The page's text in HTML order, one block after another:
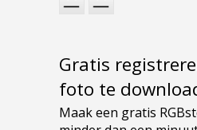
Gratis
foto te